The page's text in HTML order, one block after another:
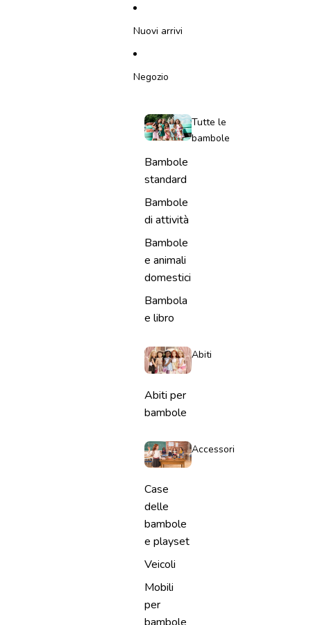
Nuovi arrivi
Negozio
Tutte le
bambole
Bambole
standard
Bambole
di attività
Bambole
e animali
domestici
Bambola
e libro
Abiti
Abiti per
bambole
Accessori
Case
delle
bambole
e playset
Veicoli
Mobili
per